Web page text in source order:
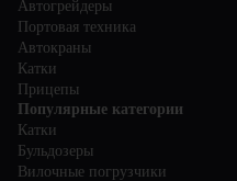
Автогрейдеры
Портовая техника
Автокраны
Катки
Прицепы
Популярные категории
Катки
Бульдозеры
Вилочные погрузчики